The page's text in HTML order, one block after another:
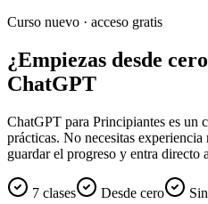
Curso nuevo · acceso gratis
¿Empiezas desde
ChatGPT
ChatGPT para Principiantes es un
prácticas. No necesitas experiencia
guardar el progreso y entra directo
7 clases Desde cero